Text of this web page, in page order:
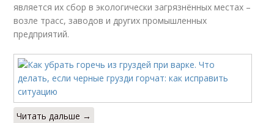
является их сбор в экологически загрязнённых местах –
возле трасс, заводов и других промышленных
предприятий.
Читать дальше →